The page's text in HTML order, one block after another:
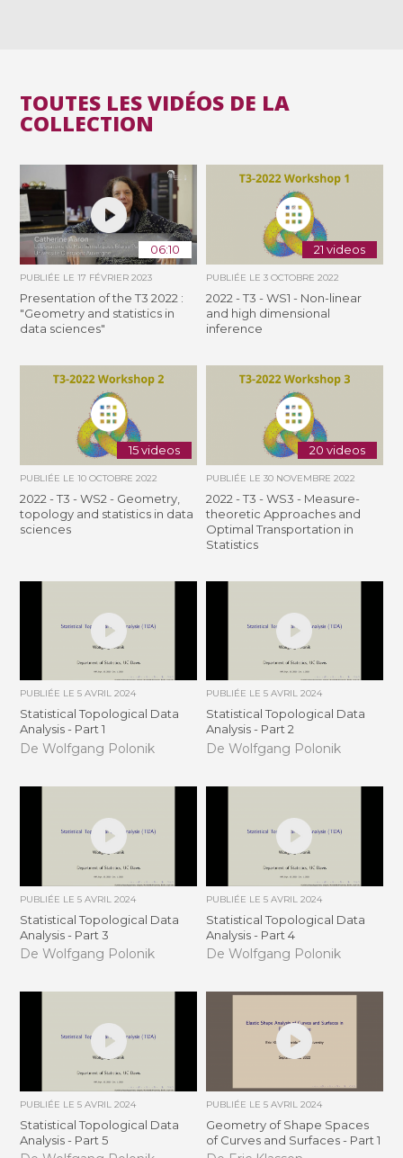
TOUTES LES VIDÉOS DE LA
COLLECTION
06:10
PUBLIÉE LE17 FÉVRIER 2023
Presentation of the T3 2022 :
"Geometry and statistics in
data sciences"
21 videos
PUBLIÉE LE 3 OCTOBRE 2022
2022 - T3 - WS1 - Non-linear
and high dimensional
inference
15 videos
PUBLIÉE LE10 OCTOBRE 2022
2022 - T3 - WS2 - Geometry,
topology and statistics in data
sciences
20 videos
PUBLIÉE LE 30 NOVEMBRE 2022
2022 - T3 - WS3 - Measure-
theoretic Approaches and
Optimal Transportation in
Statistics
PUBLIÉE LE5 AVRIL 2024
Statistical Topological Data
Analysis - Part 1
De Wolfgang Polonik
PUBLIÉE LE 5 AVRIL 2024
Statistical Topological Data
Analysis - Part 2
De Wolfgang Polonik
PUBLIÉE LE5 AVRIL 2024
Statistical Topological Data
Analysis - Part 3
De Wolfgang Polonik
PUBLIÉE LE 5 AVRIL 2024
Statistical Topological Data
Analysis - Part 4
De Wolfgang Polonik
PUBLIÉE LE5 AVRIL 2024
Statistical Topological Data
Analysis - Part 5
PUBLIÉE LE 5 AVRIL 2024
Geometry of Shape Spaces
of Curves and Surfaces - Part 1